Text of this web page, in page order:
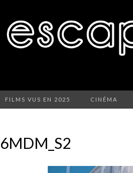
FILMS VUS EN 2025 CINÉMA
6MDM_S2